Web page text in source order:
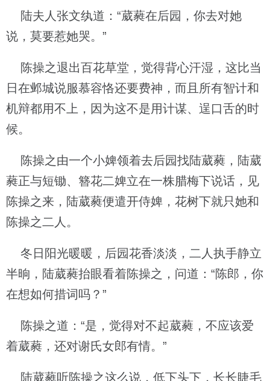
陆夫人张文纨道：“葳蕤在后园，你去对她
说，莫要惹她哭。”
陈操之退出百花草堂，觉得背心汗湿，这比当
日在邺城说服慕容恪还要费神，而且所有智计和
机辩都用不上，因为这不是用计谋、逞口舌的时
候。
陈操之由一个小婢领着去后园找陆葳蕤，陆葳
蕤正与短锄、簪花二婢立在一株腊梅下说话，见
陈操之来，陆葳蕤便遣开侍婢，花树下就只她和
陈操之二人。
冬日阳光暖暖，后园花香淡淡，二人执手静立
半晌，陆葳蕤抬眼看着陈操之，问道：“陈郎，你
在想如何措词吗？”
陈操之道：“是，觉得对不起葳蕤，不应该爱
着葳蕤，还对谢氏女郎有情。”
陆葳蕤听陈操之这么说，低下头下，长长睫毛